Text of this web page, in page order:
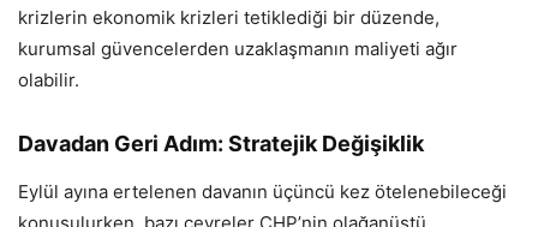
krizlerin ekonomik krizleri tetiklediği bir düzende,
kurumsal güvencelerden uzaklaşmanın maliyeti ağır
olabilir.
Davadan Geri Adım: Stratejik Değişiklik
Eylül ayına ertelenen davanın üçüncü kez ötelenebileceği